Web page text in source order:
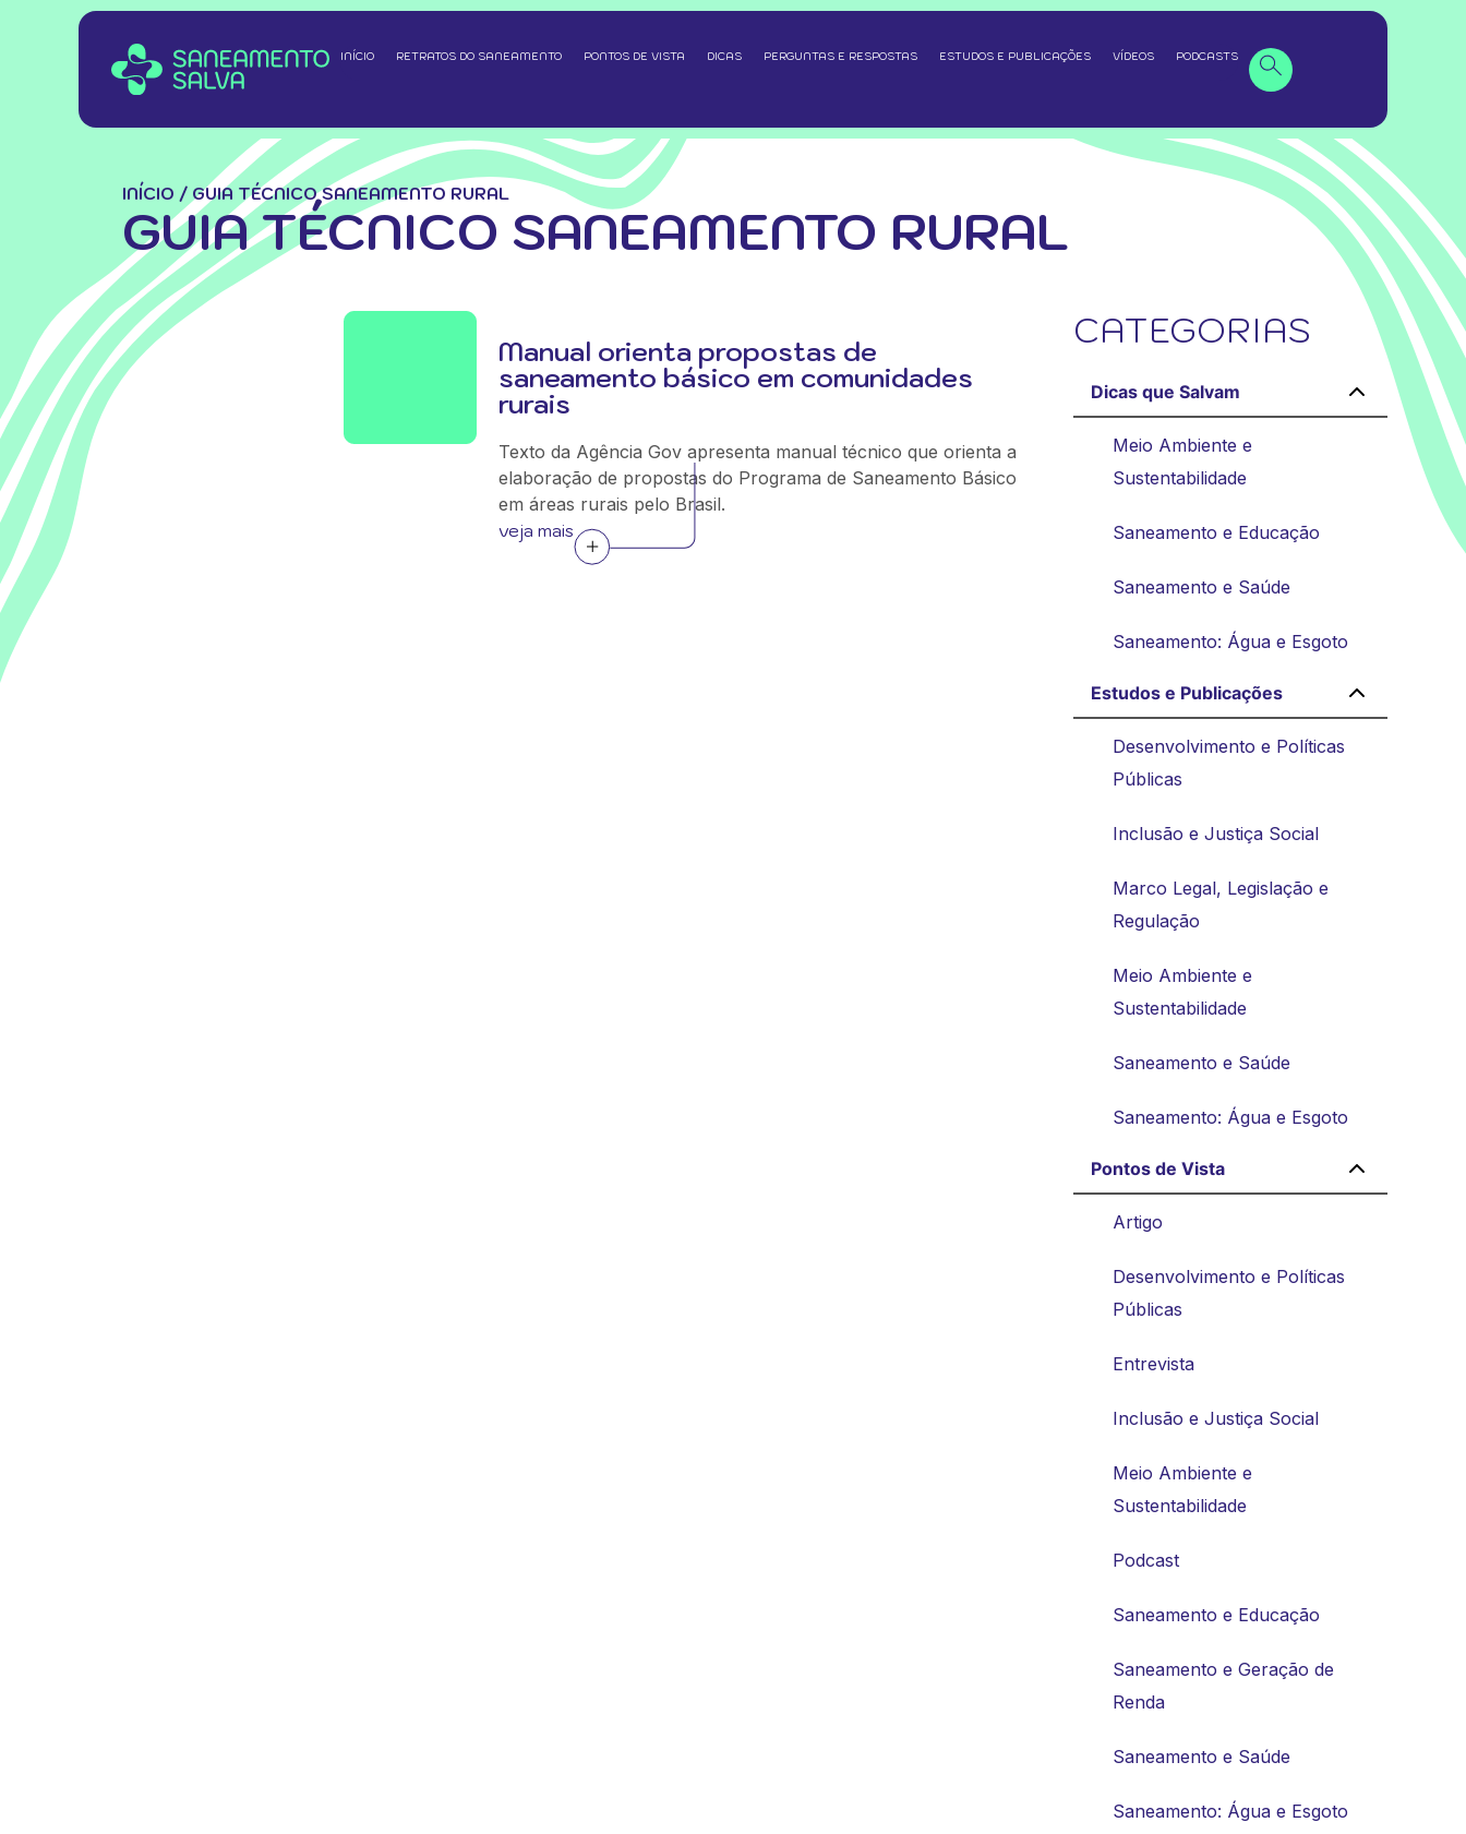
INÍCIO RETRATOS DO SANEAMENTO PONTOS DE VISTA DICAS PERGUNTAS E RESPOSTAS ESTUDOS E PUBLICAÇÕES VÍDEOS PODCASTS
INÍCIO / GUIA TÉCNICO SANEAMENTO RURAL
GUIA TÉCNICO SANEAMENTO RURAL
Manual orienta propostas de
saneamento básico em comunidades
rurais
Texto da Agência Gov apresenta manual técnico que orienta a
elaboração de propostas do Programa de Saneamento Básico
em áreas rurais pelo Brasil.
veja mais
CATEGORIAS
Dicas que Salvam
Meio Ambiente e
Sustentabilidade
Saneamento e Educação
Saneamento e Saúde
Saneamento: Água e Esgoto
Estudos e Publicações
Desenvolvimento e Políticas
Públicas
Inclusão e Justiça Social
Marco Legal, Legislação e
Regulação
Meio Ambiente e
Sustentabilidade
Saneamento e Saúde
Saneamento: Água e Esgoto
Pontos de Vista
Artigo
Desenvolvimento e Políticas
Públicas
Entrevista
Inclusão e Justiça Social
Meio Ambiente e
Sustentabilidade
Podcast
Saneamento e Educação
Saneamento e Geração de
Renda
Saneamento e Saúde
Saneamento: Água e Esgoto